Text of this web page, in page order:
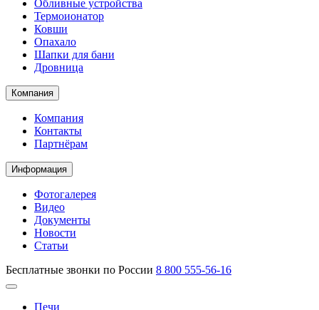
Обливные устройства
Термоионатор
Ковши
Опахало
Шапки для бани
Дровница
Компания
Компания
Контакты
Партнёрам
Информация
Фотогалерея
Видео
Документы
Новости
Статьи
Бесплатные звонки по России 8 800 555-56-16
Печи